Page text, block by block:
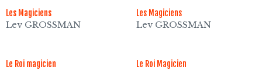
Les Magiciens
Lev GROSSMAN
Les Magiciens
Lev GROSSMAN
Le Roi magicien Le Roi Magicien